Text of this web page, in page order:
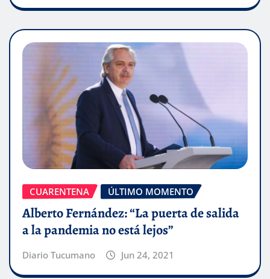
CUARENTENA ÚLTIMO MOMENTO
Alberto Fernández: “La puerta de salida
a la pandemia no está lejos”
Diario Tucumano Jun 24, 2021